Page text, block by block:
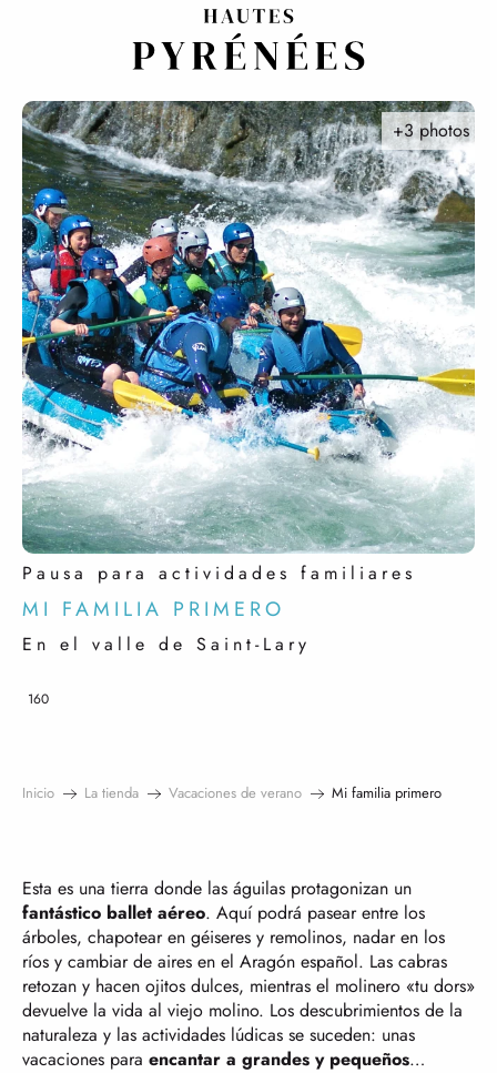
Pausa para actividades familiares
MI FAMILIA PRIMERO
En el valle de Saint-Lary
+3 photos
160
Inicio La tienda Vacaciones de verano Mi familia primero
Esta es una tierra donde las águilas protagonizan un
fantástico ballet aéreo. Aquí podrá pasear entre los
árboles, chapotear en géiseres y remolinos, nadar en los
ríos y cambiar de aires en el Aragón español. Las cabras
retozan y hacen ojitos dulces, mientras el molinero «tu dors»
devuelve la vida al viejo molino. Los descubrimientos de la
naturaleza y las actividades lúdicas se suceden: unas
vacaciones para encantar a grandes y pequeños…